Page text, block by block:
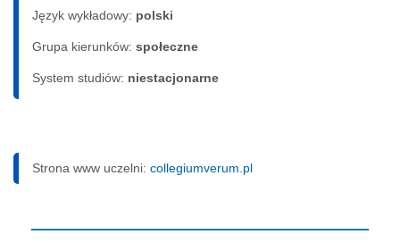
Język wykładowy: polski
Grupa kierunków: społeczne
System studiów: nie­sta­cjo­nar­ne
Strona www uczelni: collegiumverum.pl